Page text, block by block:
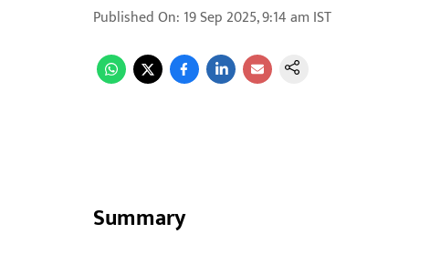
Published On: 19 Sep 2025, 9:14 am IST
Summary